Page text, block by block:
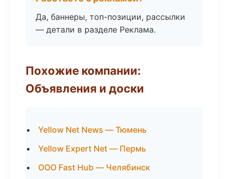
Да, баннеры, топ-позиции, рассылки
— детали в разделе Реклама.
Похожие компании:
Объявления и доски
Yellow Net News — Тюмень
Yellow Expert Net — Пермь
ООО Fast Hub — Челябинск